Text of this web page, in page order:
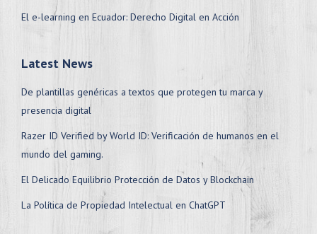
El e-learning en Ecuador: Derecho Digital en Acción
Latest News
De plantillas genéricas a textos que protegen tu marca y
presencia digital
Razer ID Verified by World ID: Verificación de humanos en el
mundo del gaming.
El Delicado Equilibrio Protección de Datos y Blockchain
La Política de Propiedad Intelectual en ChatGPT